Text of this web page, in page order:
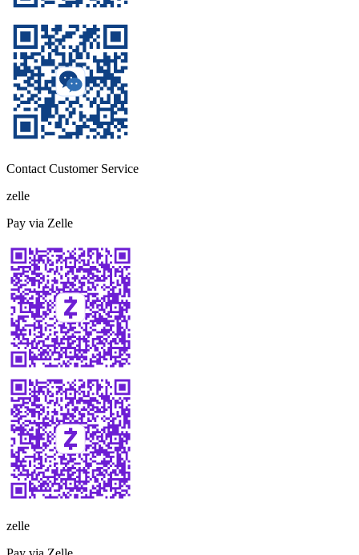
Contact Customer Service
zelle
Pay via Zelle
zelle